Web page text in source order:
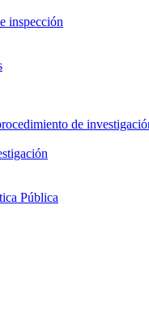
inspección
de
Pública